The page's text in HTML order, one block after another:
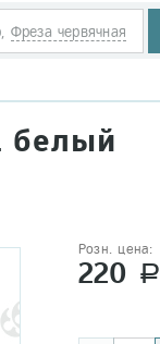
Фреза червячная
белый
Розн. цена:
220 a